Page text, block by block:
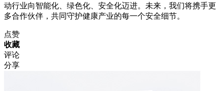
动行业向智能化、绿色化、安全化迈进。未来，我们将携手更
多合作伙伴，共同守护健康产业的每一个安全细节。
点赞
收藏
评论
分享